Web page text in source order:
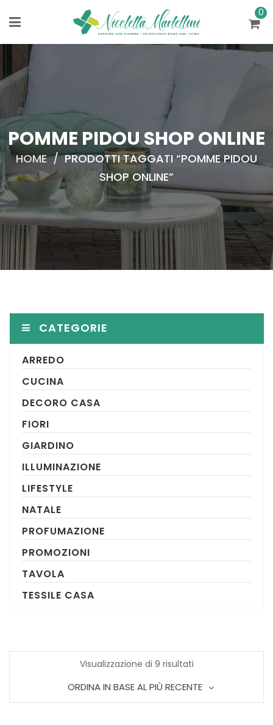
0
POMME PIDOU SHOP ONLINE
HOME / PRODOTTI TAGGATI “POMME PIDOU
SHOP ONLINE”
CATEGORIE
ARREDO
CUCINA
DECORO CASA
FIORI
GIARDINO
ILLUMINAZIONE
LIFESTYLE
NATALE
PROFUMAZIONE
PROMOZIONI
TAVOLA
TESSILE CASA
Visualizzazione di 9 risultatiOrdina
in
ORDINA IN BASE AL PIÙ RECENTE